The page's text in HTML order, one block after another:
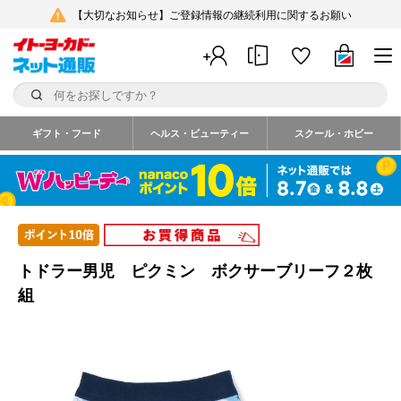
【大切なお知らせ】ご登録情報の継続利用に関するお願い
ギフト・フード ヘルス・ビューティー スクール・ホビー
トドラー男児 ピクミン ボクサーブリーフ２枚
組